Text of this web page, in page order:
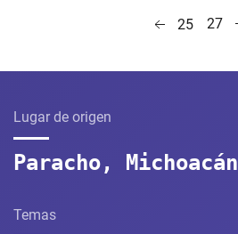
25 27
Lugar de origen
Paracho, Michoacán
Temas